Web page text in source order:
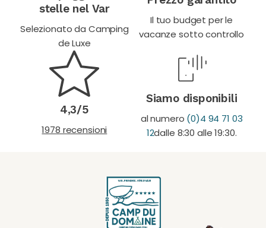
stelle nel Var
Selezionato da Camping
de Luxe
Il tuo budget per le
vacanze sotto controllo
4,3/5
1978 recensioni
Siamo disponibili
al numero (0)4 94 71 03
12dalle 8:30 alle 19:30.